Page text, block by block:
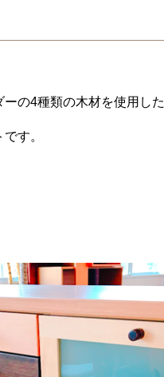
の4種類の木材を使用した
す。